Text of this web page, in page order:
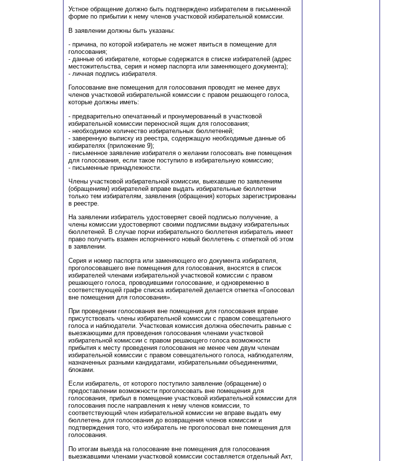
Устное обращение должно быть подтверждено избирателем в письменной
форме по прибытии к нему членов участковой избирательной комиссии.
В заявлении должны быть указаны:
- причина, по которой избиратель не может явиться в помещение для
голосования;
- данные об избирателе, которые содержатся в списке избирателей (адрес
местожительства, серия и номер паспорта или заменяющего документа);
- личная подпись избирателя.
Голосование вне помещения для голосования проводят не менее двух
членов участковой избирательной комиссии с правом решающего голоса,
которые должны иметь:
- предварительно опечатанный и пронумерованный в участковой
избирательной комиссии переносной ящик для голосования;
- необходимое количество избирательных бюллетеней;
- заверенную выписку из реестра, содержащую необходимые данные об
избирателях (приложение 9);
- письменное заявление избирателя о желании голосовать вне помещения
для голосования, если такое поступило в избирательную комиссию;
- письменные принадлежности.
Члены участковой избирательной комиссии, выехавшие по заявлениям
(обращениям) избирателей вправе выдать избирательные бюллетени
только тем избирателям, заявления (обращения) которых зарегистрированы
в реестре.
На заявлении избиратель удостоверяет своей подписью получение, а
члены комиссии удостоверяют своими подписями выдачу избирательных
бюллетеней. В случае порчи избирательного бюллетеня избиратель имеет
право получить взамен испорченного новый бюллетень с отметкой об этом
в заявлении.
Серия и номер паспорта или заменяющего его документа избирателя,
проголосовавшего вне помещения для голосования, вносятся в список
избирателей членами избирательной участковой комиссии с правом
решающего голоса, проводившими голосование, и одновременно в
соответствующей графе списка избирателей делается отметка «Голосовал
вне помещения для голосования».
При проведении голосования вне помещения для голосования вправе
присутствовать члены избирательной комиссии с правом совещательного
голоса и наблюдатели. Участковая комиссия должна обеспечить равные с
выезжающими для проведения голосования членами участковой
избирательной комиссии с правом решающего голоса возможности
прибытия к месту проведения голосования не менее чем двум членам
избирательной комиссии с правом совещательного голоса, наблюдателям,
назначенных разными кандидатами, избирательными объединениями,
блоками.
Если избиратель, от которого поступило заявление (обращение) о
предоставлении возможности проголосовать вне помещения для
голосования, прибыл в помещение участковой избирательной комиссии для
голосования после направления к нему членов комиссии, то
соответствующий член избирательной комиссии не вправе выдать ему
бюллетень для голосования до возвращения членов комиссии и
подтверждения того, что избиратель не проголосовал вне помещения для
голосования.
По итогам выезда на голосование вне помещения для голосования
выезжавшими членами участковой комиссии составляется отдельный Акт,